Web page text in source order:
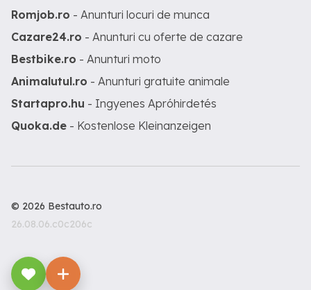
Romjob.ro - Anunturi locuri de munca
Cazare24.ro - Anunturi cu oferte de cazare
Bestbike.ro - Anunturi moto
Animalutul.ro - Anunturi gratuite animale
Startapro.hu - Ingyenes Apróhirdetés
Quoka.de - Kostenlose Kleinanzeigen
© 2026 Bestauto.ro
26.08.06.c0c206c